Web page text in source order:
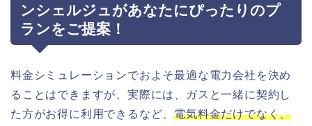
ンシェルジュがあなたにぴったりのプ
ランをご提案！
料金シミュレーションでおよそ最適な電力会社を決め
ることはできますが、実際には、ガスと一緒に契約し
た方がお得に利用できるなど、電気料金だけでなく、